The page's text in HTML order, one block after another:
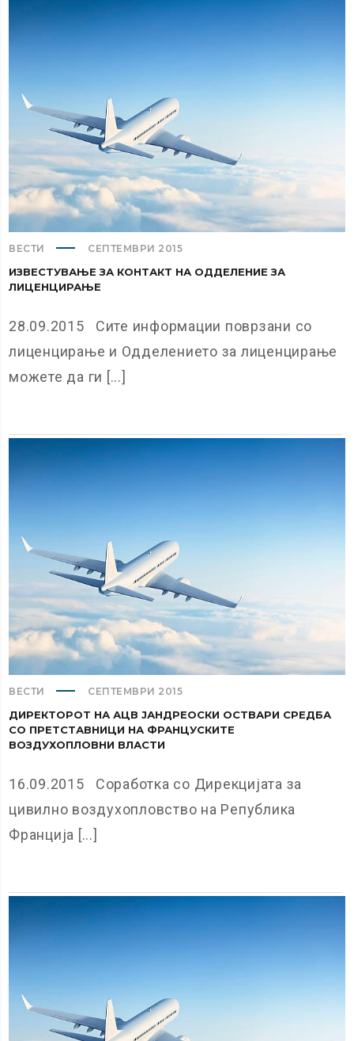
ВЕСТИ СЕПТЕМВРИ 2015
ИЗВЕСТУВАЊЕ ЗА КОНТАКТ НА ОДДЕЛЕНИЕ ЗА
ЛИЦЕНЦИРАЊЕ
28.09.2015 Сите информации поврзани со
лиценцирање и Одделението за лиценцирање
можете да ги [...]
ВЕСТИ СЕПТЕМВРИ 2015
ДИРЕКТОРОТ НА АЦВ ЈАНДРЕОСКИ ОСТВАРИ СРЕДБА
СО ПРЕТСТАВНИЦИ НА ФРАНЦУСКИТЕ
ВОЗДУХОПЛОВНИ ВЛАСТИ
16.09.2015 Соработка со Дирекцијата за
цивилно воздухопловство на Република
Франција [...]